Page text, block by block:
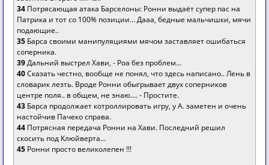
34 Потрясающая атака Барселоны: Ронни выдаёт супер пас на
Патрика и тот со 100% позиции… Дааа, бедные мальчишки, мячи
подающие..
35 Барса своими манипуляциями мячом заставляет ошибаться
соперника.
39Дальний выстрел Хави, - Роа без проблем…
40Сказать честно, вообще не понял, что здесь написано.. Лень в
словарик лезть. Вроде Ронни обыгрывает двух соперников
центре поля.. в общем, не знаю…. - Простите.
43 Барса продолжает котроллировать игру, у А. заметен и очень
настойчив Пачеко справа.
44 Потрясная передача Ронни на Хави. Последний решил
скосить под Клюйверта…
45 Ронни просто великолепен !!!